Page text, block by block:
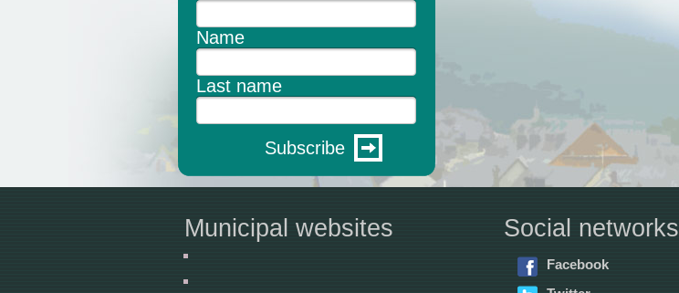
Name
Last name
Subscribe
Municipal websites Social networks
Facebook